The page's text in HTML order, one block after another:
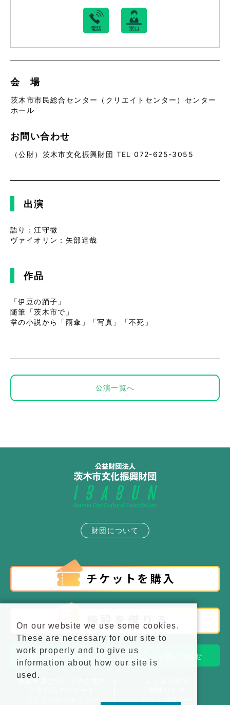
会 場
茨木市市民総合センター（クリエイトセンター）センター
ホール
お問い合わせ
（公財）茨木市文化振興財団 TEL 072-625-3055
出演
語り：江守徹
ヴァイオリン：矢部達哉
作品
「伊豆の踊子」
随筆「茨木市で」
掌の小説から「雨傘」「写真」「不死」
公演一覧へ
財団について
施設アクセス お問い合わせ
On our website we use some cookies.
These are necessary for our site to
work properly and to give us
information about how our site is
used.